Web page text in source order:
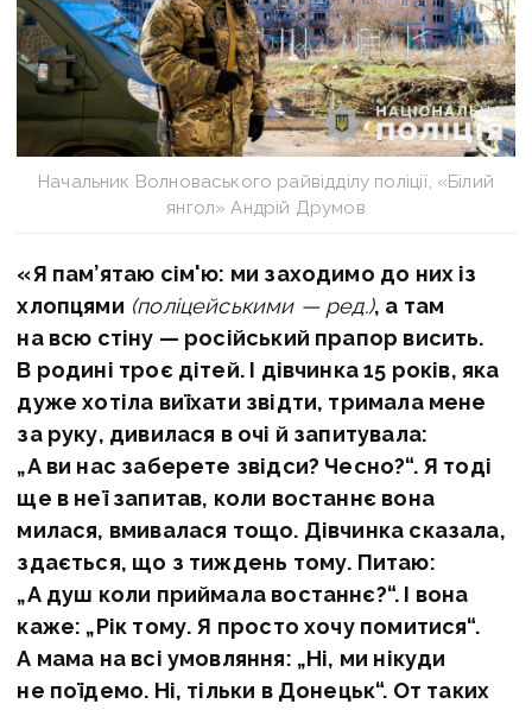
Начальник Волноваського райвідділу поліції, «Білий
янгол» Андрій Друмов
«Я пам’ятаю сім'ю: ми заходимо до них із
хлопцями (поліцейськими — ред.), а там
на всю стіну — російський прапор висить.
В родині троє дітей. І дівчинка 15 років, яка
дуже хотіла виїхати звідти, тримала мене
за руку, дивилася в очі й запитувала:
„А ви нас заберете звідси? Чесно?“. Я тоді
ще в неї запитав, коли востаннє вона
милася, вмивалася тощо. Дівчинка сказала,
здається, що з тиждень тому. Питаю:
„А душ коли приймала востаннє?“. І вона
каже: „Рік тому. Я просто хочу помитися“.
А мама на всі умовляння: „Ні, ми нікуди
не поїдемо. Ні, тільки в Донецьк“. От таких